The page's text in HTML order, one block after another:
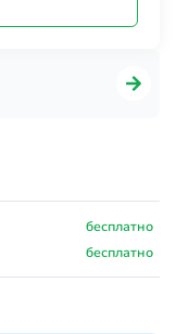
бесплатно
бесплатно